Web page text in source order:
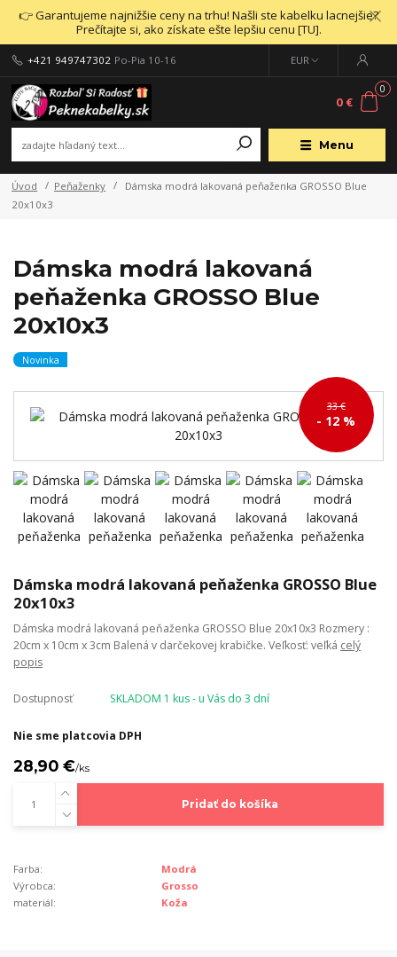
👉 Garantujeme najnižšie ceny na trhu! Našli ste kabelku lacnejšie?
Prečítajte si, ako získate ešte lepšiu cenu [TU].
Menu
EUR
+421 949747302 Po-Pia 10-16
0
0 €
Úvod Peňaženky
Dámska modrá lakovaná peňaženka GROSSO Blue
20x10x3
Dámska modrá lakovaná
peňaženka GROSSO Blue
20x10x3
Novinka
33 €
- 12 %
Dámska modrá lakovaná peňaženka GROSSO Blue
20x10x3
Dámska modrá lakovaná peňaženka GROSSO Blue 20x10x3 Rozmery :
20cm x 10cm x 3cm Balená v darčekovej krabičke. Veľkosť: veľká celý
popis
Dostupnosť SKLADOM 1 kus - u Vás do 3 dní
Nie sme platcovia DPH
28,90 €/ks
Pridať do košíka
Farba:
Modrá
Výrobca:
Grosso
materiál:
Koža